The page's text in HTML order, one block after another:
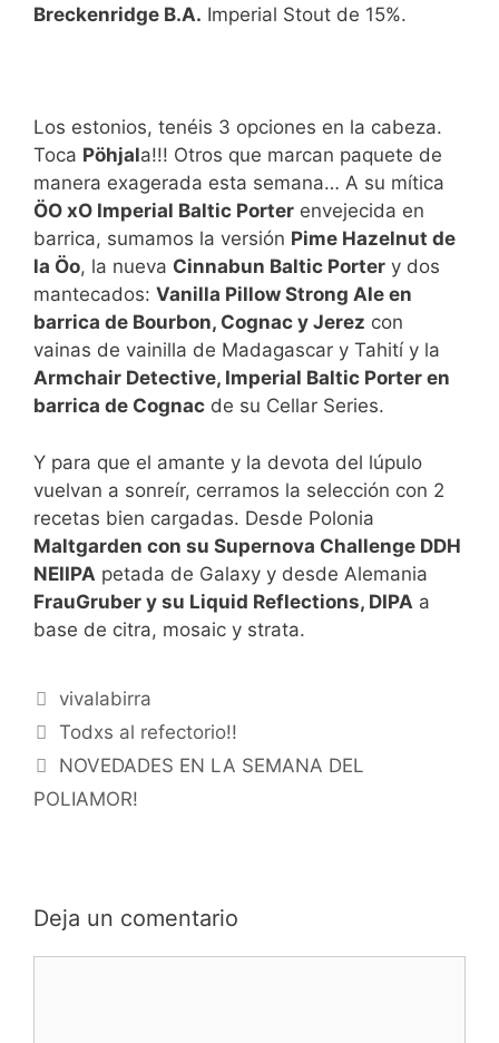
Breckenridge B.A. Imperial Stout de 15%.
Los estonios, tenéis 3 opciones en la cabeza.
Toca Pöhjala!!! Otros que marcan paquete de
manera exagerada esta semana… A su mítica
ÖO xO Imperial Baltic Porter envejecida en
barrica, sumamos la versión Pime Hazelnut de
la Öo, la nueva Cinnabun Baltic Porter y dos
mantecados: Vanilla Pillow Strong Ale en
barrica de Bourbon, Cognac y Jerez con
vainas de vainilla de Madagascar y Tahití y la
Armchair Detective, Imperial Baltic Porter en
barrica de Cognac de su Cellar Series.
Y para que el amante y la devota del lúpulo
vuelvan a sonreír, cerramos la selección con 2
recetas bien cargadas. Desde Polonia
Maltgarden con su Supernova Challenge DDH
NEIIPA petada de Galaxy y desde Alemania
FrauGruber y su Liquid Reflections, DIPA a
base de citra, mosaic y strata.
Categorías
vivalabirra
Todxs al refectorio!!
NOVEDADES EN LA SEMANA DEL
POLIAMOR!
Deja un comentario